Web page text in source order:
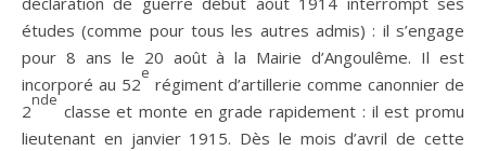
études (comme pour tous les autres admis) : il s’engage
pour 8 ans le 20 août à la Mairie d’Angoulême. Il est
incorporé au 52
e
régiment d’artillerie comme canonnier de
2
nde
classe et monte en grade rapidement : il est promu
lieutenant en janvier 1915. Dès le mois d’avril de cette